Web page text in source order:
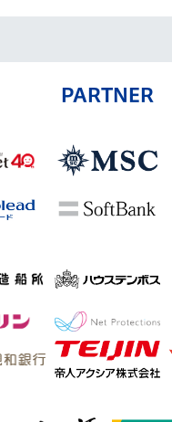
PARTNER